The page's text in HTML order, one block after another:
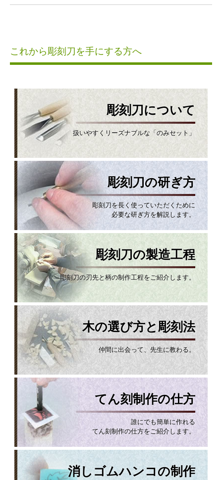
これから彫刻刀を手にする方へ
彫刻刀について
扱いやすくリーズナブルな「のみセット」
彫刻刀の研ぎ方
彫刻刀を長く使っていただくために
必要な研ぎ方を解説します。
彫刻刀の製造工程
彫刻刀の刃先と柄の制作工程をご紹介します。
木の選び方と彫刻法
仲間に出会って、先生に教わる。
てん刻制作の仕方
誰にでも簡単に作れる
てん刻制作の仕方をご紹介します。
消しゴムハンコの制作